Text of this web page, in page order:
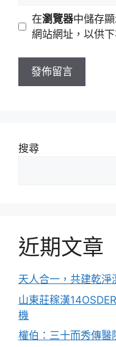
址
站
址
在瀏覽器中儲存
網站網址，以供
搜尋
近期文章
天人合一，共建乾淨
山東莊稼漢
機
權伯：三十而秀傳醫